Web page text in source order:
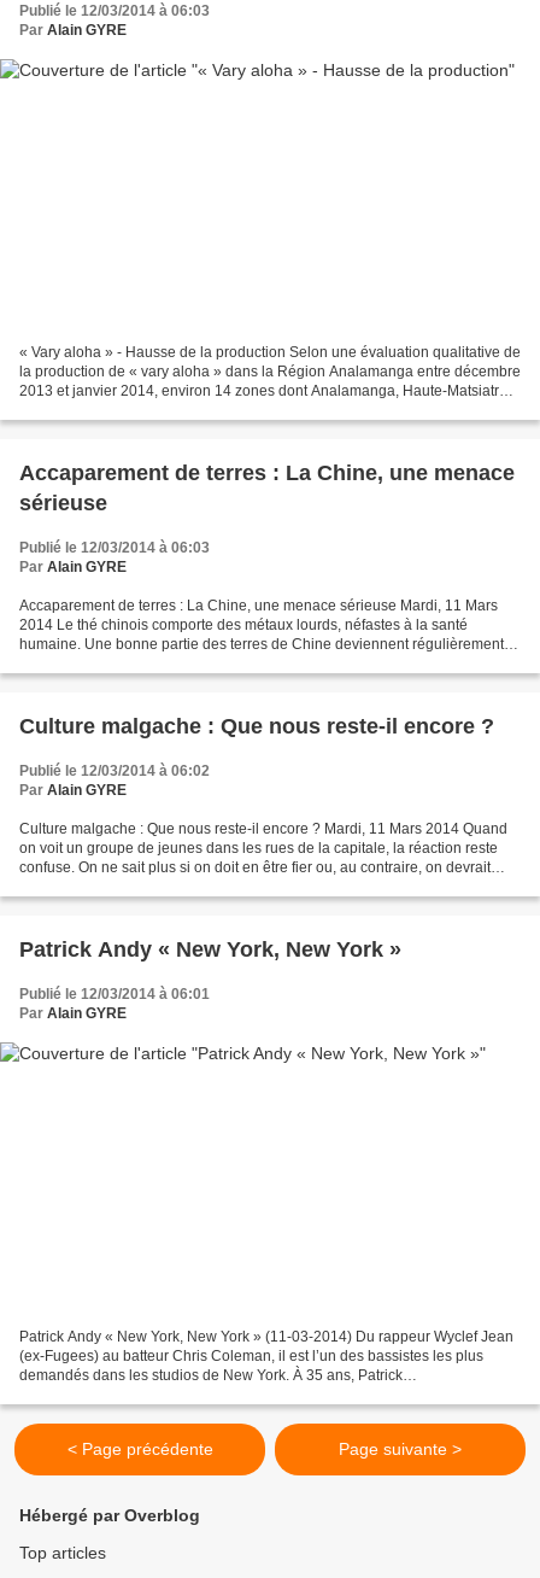
Publié le 12/03/2014 à 06:03
Par Alain GYRE
« Vary aloha » - Hausse de la production Selon une évaluation qualitative de
la production de « vary aloha » dans la Région Analamanga entre décembre
2013 et janvier 2014, environ 14 zones dont Analamanga, Haute-Matsiatra,
Accaparement de terres : La Chine, une menace
sérieuse
Publié le 12/03/2014 à 06:03
Par Alain GYRE
Accaparement de terres : La Chine, une menace sérieuse Mardi, 11 Mars
2014 Le thé chinois comporte des métaux lourds, néfastes à la santé
humaine. Une bonne partie des terres de Chine deviennent régulièrement
Culture malgache : Que nous reste-il encore ?
Publié le 12/03/2014 à 06:02
Par Alain GYRE
Culture malgache : Que nous reste-il encore ? Mardi, 11 Mars 2014 Quand
on voit un groupe de jeunes dans les rues de la capitale, la réaction reste
confuse. On ne sait plus si on doit en être fier ou, au contraire, on devrait
Patrick Andy « New York, New York »
Publié le 12/03/2014 à 06:01
Par Alain GYRE
Patrick Andy « New York, New York » (11-03-2014) Du rappeur Wyclef Jean
(ex-Fugees) au batteur Chris Coleman, il est l’un des bassistes les plus
demandés dans les studios de New York. À 35 ans, Patrick
< Page précédente Page suivante >
Hébergé par Overblog
Top articles